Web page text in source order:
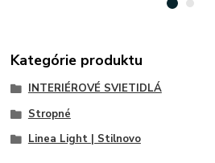
Kategórie produktu
INTERIÉROVÉ SVIETIDLÁ
Stropné
Linea Light | Stilnovo